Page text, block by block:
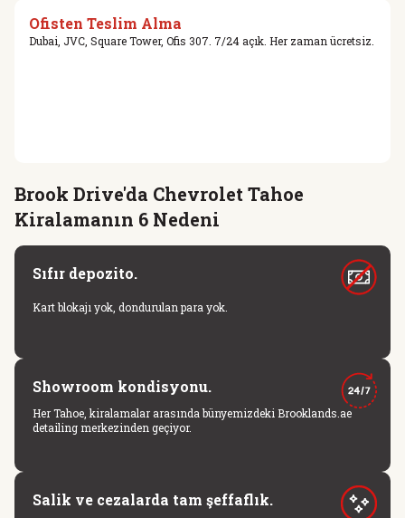
Ofisten Teslim Alma
Dubai, JVC, Square Tower, Ofis 307. 7/24 açık. Her zaman ücretsiz.
Brook Drive'da Chevrolet Tahoe
Kiralamanın 6 Nedeni
Sıfır depozito.
Kart blokajı yok, dondurulan para yok.
Showroom kondisyonu.
Her Tahoe, kiralamalar arasında bünyemizdeki Brooklands.ae
detailing merkezinden geçiyor.
Salik ve cezalarda tam şeffaflık.